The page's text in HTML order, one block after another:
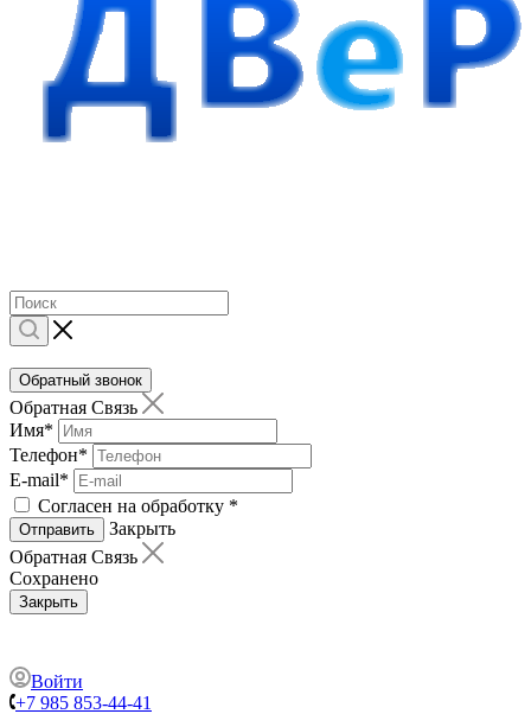
Обратный звонок
Обратная Связь
Имя*
Телефон*
E-mail*
Согласен на обработку *
Отправить
Закрыть
Обратная Связь
Сохранено
Закрыть
Войти
+7 985 853-44-41